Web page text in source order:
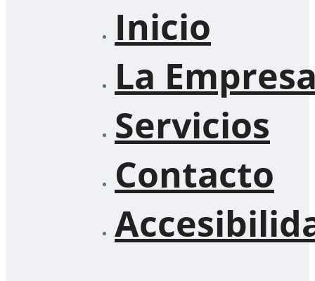
Inicio
La
Servicios
Contacto